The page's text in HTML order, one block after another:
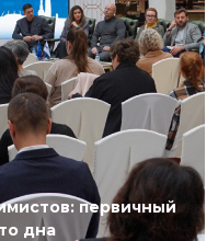
первичный
дна